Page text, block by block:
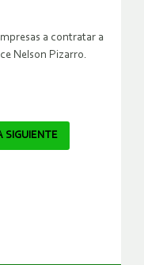
a contratar a
Nelson Pizarro.
SIGUIENTE